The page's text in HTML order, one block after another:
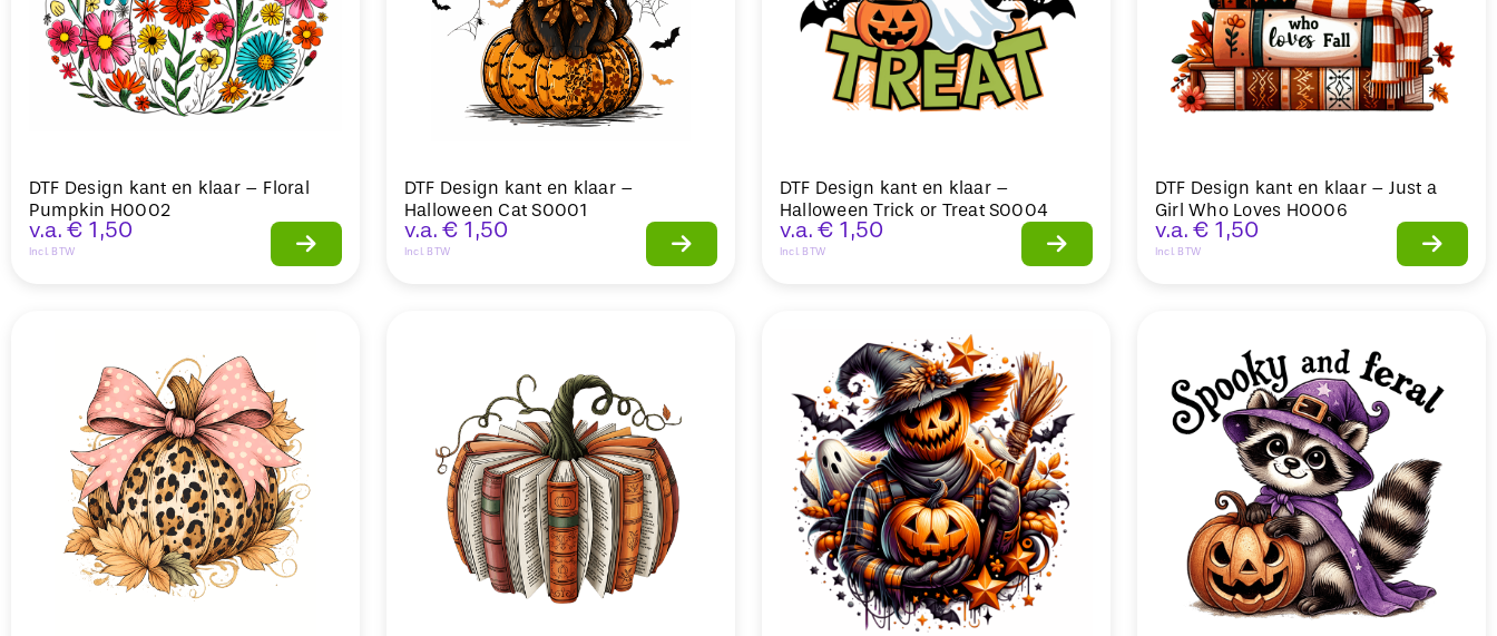
DTF Design kant en klaar – Floral
Pumpkin H0002
v.a. € 1,50
Incl. BTW
DTF Design kant en klaar –
Halloween Cat S0001
v.a. € 1,50
Incl. BTW
DTF Design kant en klaar –
Halloween Trick or Treat S0004
v.a. € 1,50
Incl. BTW
DTF Design kant en klaar – Just a
Girl Who Loves H0006
v.a. € 1,50
Incl. BTW